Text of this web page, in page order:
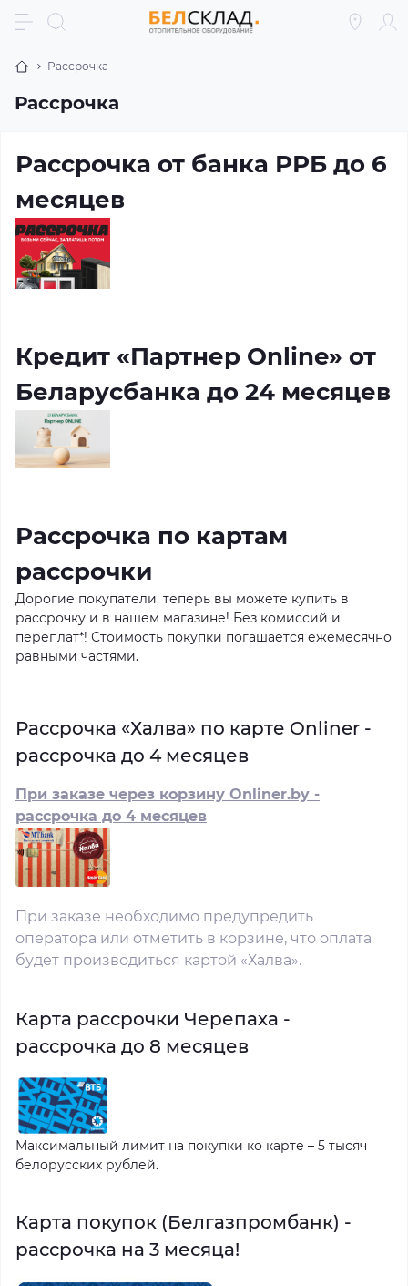
Рассрочка
Рассрочка
Рассрочка от банка РРБ до 6
месяцев
Кредит «Партнер Online» от
Беларусбанка до 24 месяцев
Рассрочка по картам
рассрочки
Дорогие покупатели, теперь вы можете купить в
рассрочку и в нашем магазине! Без комиссий и
переплат*! Стоимость покупки погашается ежемесячно
равными частями.
Рассрочка «Халва» по карте Onliner -
рассрочка до 4 месяцев
При заказе через корзину Onliner.by -
рассрочка до 4 месяцев
При заказе необходимо предупредить
оператора или отметить в корзине, что оплата
будет производиться картой «Халва».
Карта рассрочки Черепаха -
рассрочка до 8 месяцев
Максимальный лимит на покупки ко карте – 5 тысяч
белорусских рублей.
Карта покупок (Белгазпромбанк) -
рассрочка на 3 месяца!